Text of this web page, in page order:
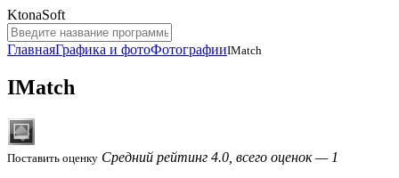
KtonaSoft
ГлавнаяГрафика и фотоФотографииIMatch
IMatch
Поставить оценку Средний рейтинг 4.0, всего оценок — 1